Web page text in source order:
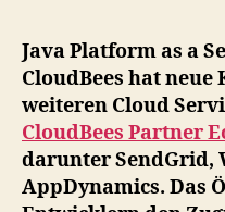
Java Platform as a
CloudBees hat
weiteren Cloud
CloudBees Partner
darunter SendGrid,
AppDynamics. Das